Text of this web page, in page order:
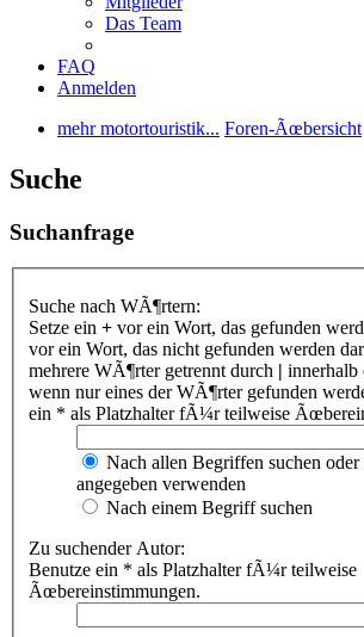
Das Team
FAQ
Anmelden
mehr motortouristik... Foren-Ãœbersicht
Suche
Suchanfrage
Suche nach WÃ¶rtern:
Setze ein + vor ein Wort, das gefunden
vor ein Wort, das nicht gefunden werden
mehrere WÃ¶rter getrennt durch | innerhalb
wenn nur eines der WÃ¶rter gefunden
ein * als Platzhalter fÃ¼r teilweise
Nach allen Begriffen suchen
angegeben verwenden
Nach einem Begriff suchen
Zu suchender Autor:
Benutze ein * als Platzhalter fÃ¼r teilweise
Ãœbereinstimmungen.